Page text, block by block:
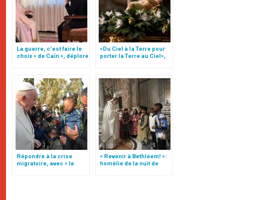
La guerre, c’est faire le
choix « de Caïn », déplore
«Du Ciel à la Terre pour
porter la Terre au Ciel»,
Répondre à la crise
migratoire, avec « le
« Revenir à Bethléem! »:
homélie de la nuit de
Noël (texte complet)